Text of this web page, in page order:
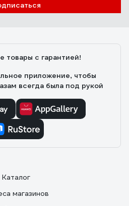
товары с гарантией!
приложение, чтобы
всегда была под рукой
Каталог
магазинов